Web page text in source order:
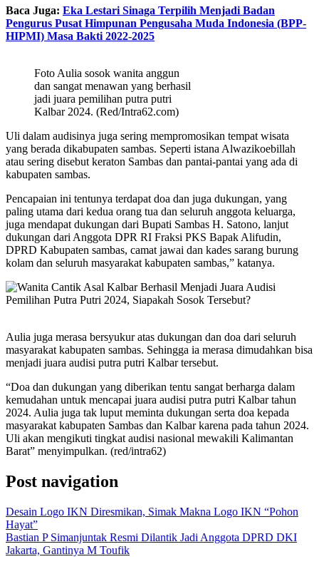
Baca Juga: Eka Lestari Sinaga Terpilih Menjadi Badan
Pengurus Pusat Himpunan Pengusaha Muda Indonesia (BPP-
HIPMI) Masa Bakti 2022-2025
Foto Aulia sosok wanita anggun
dan sangat menawan yang berhasil
jadi juara pemilihan putra putri
Kalbar 2024. (Red/Intra62.com)
Uli dalam audisinya juga sering mempromosikan tempat wisata
yang berada dikabupaten sambas. Seperti istana Alwazikoebillah
atau sering disebut keraton Sambas dan pantai-pantai yang ada di
kabupaten sambas.
Pencapaian ini tentunya terdapat doa dan juga dukungan, yang
paling utama dari kedua orang tua dan seluruh anggota keluarga,
juga mendapat dukungan dari Bupati Sambas H. Satono, lanjut
dukungan dari Anggota DPR RI Fraksi PKS Bapak Alifudin,
DPRD Kabupaten sambas, camat jawai dan kades sarang burung
kolam dan seluruh masyarakat kabupaten sambas,” katanya.
Aulia juga merasa bersyukur atas dukungan dan doa dari seluruh
masyarakat kabupaten sambas. Sehingga ia merasa dimudahkan bisa
menjadi juara audisi putra putri Kalbar tersebut.
“Doa dan dukungan yang diberikan tentu sangat berharga dalam
kemudahan untuk mencapai juara audisi putra putri Kalbar tahun
2024. Aulia juga tak luput meminta dukungan serta doa kepada
masyarakat kabupaten Sambas dan Kalbar karena pada tahun 2024.
Uli akan mengikuti tingkat audisi nasional mewakili Kalimantan
Barat” menyimpulkan. (red/intra62)
Post navigation
Desain Logo IKN Diresmikan, Simak Makna Logo IKN “Pohon
Hayat”
Bastian P Simanjuntak Resmi Dilantik Jadi Anggota DPRD DKI
Jakarta, Gantinya M Toufik